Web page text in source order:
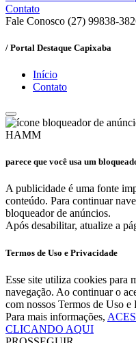
Contato
Fale Conosco (27) 99838-
/ Portal Destaque Capixaba
Início
Contato
HAMM
parece que você usa um
A publicidade é uma fonte
conteúdo. Para continuar
bloqueador de anúncios.
Após desabilitar, atualize a
Termos de Uso e Privacidade
Esse site utiliza cookies para
navegação. Ao continuar o
com nossos Termos de Uso e
Para mais informações,
CLICANDO AQUI